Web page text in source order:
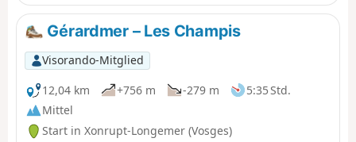
Gérardmer – Les Champis
Visorando-Mitglied
12,04 km
+756 m -279 m
5:35 Std.
Mittel
Start in Xonrupt-Longemer (Vosges)